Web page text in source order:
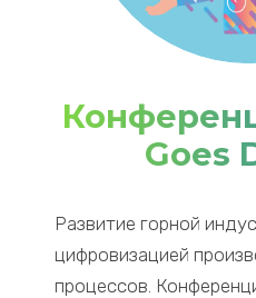
Goes
Развитие горной
цифровизацией
процессов.